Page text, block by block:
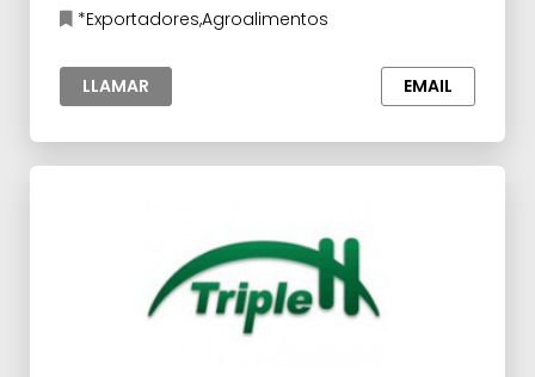
*Exportadores,Agroalimentos
LLAMAR EMAIL